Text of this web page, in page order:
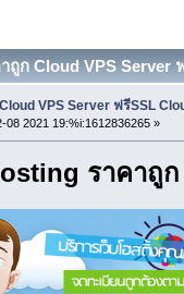
ถูก Cloud VPS
VPS Server ฟรีSSL
08 2021 19:%i:1612836265 »
ราคาถู